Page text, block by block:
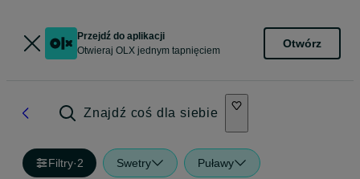
Przejdź do aplikacji
Otwieraj OLX jednym tapnięciem
Otwórz
Znajdź coś dla siebie
Filtry·2 Swetry Puławy